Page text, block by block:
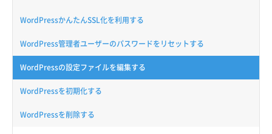
WordPressかんたんSSL化を利用する
WordPress管理者ユーザーのパスワードをリセットする
WordPressの設定ファイルを編集する
WordPressを初期化する
WordPressを削除する